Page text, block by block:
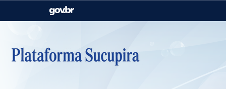
Casa Civil
Pecuária e Abastecimento